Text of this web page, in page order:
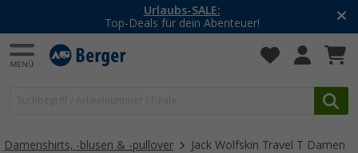
-20% auf Kleidung und Schuhe
Mit dem Aktionscode
20SSV
Damenshirts, -blusen & -pullover
Jack Wolfskin Travel T Damen